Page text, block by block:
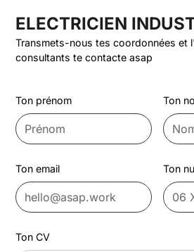
ELECTRICIEN
Transmets-nous tes coordonnées et
consultants te contacte asap
Ton prénom Ton
Ton email Ton
Ton CV